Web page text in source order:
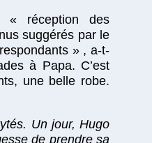
« réception des
suggérés par le
» , a-t-
à Papa. C’est
une belle robe.
Un jour, Hugo
de prendre sa